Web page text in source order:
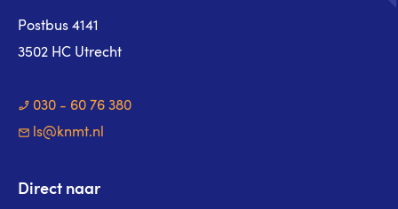
Postbus 4141
3502 HC Utrecht
030 - 60 76 380
ls@knmt.nl
Direct naar